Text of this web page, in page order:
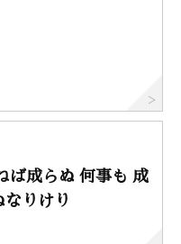
ば成らぬ 何事も 成
りけり